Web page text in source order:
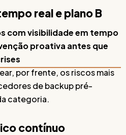
real e plano B
com visibilidade em tempo
proativa antes que
por frente, os riscos mais
de backup pré-
categoria.
contínuo